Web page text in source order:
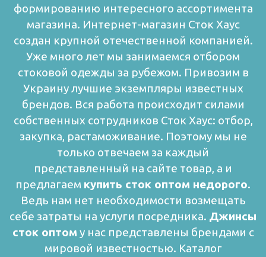
формированию интересного ассортимента
магазина. Интернет-магазин Сток Хаус
создан крупной отечественной компанией.
Уже много лет мы занимаемся отбором
стоковой одежды за рубежом. Привозим в
Украину лучшие экземпляры известных
брендов. Вся работа происходит силами
собственных сотрудников Сток Хаус: отбор,
закупка, растаможивание. Поэтому мы не
только отвечаем за каждый
представленный на сайте товар, а и
предлагаем купить сток оптом недорого.
Ведь нам нет необходимости возмещать
себе затраты на услуги посредника. Джинсы
сток оптом у нас представлены брендами с
мировой известностью. Каталог